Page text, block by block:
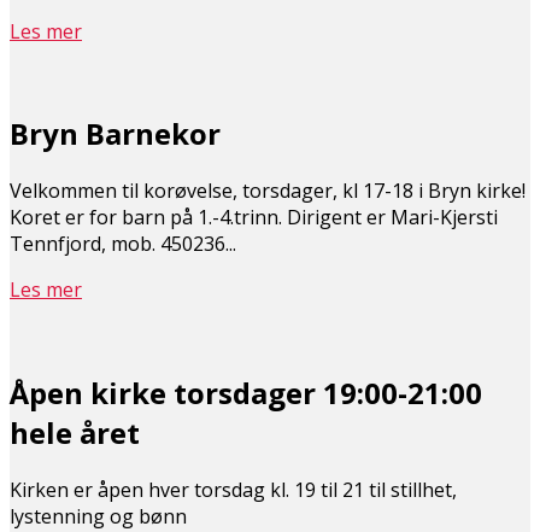
Les mer
Bryn Barnekor
Velkommen til korøvelse, torsdager, kl 17-18 i Bryn kirke!
Koret er for barn på 1.-4.trinn. Dirigent er Mari-Kjersti
Tennfjord, mob. 450236...
Les mer
Åpen kirke torsdager 19:00-21:00
hele året
Kirken er åpen hver torsdag kl. 19 til 21 til stillhet,
lystenning og bønn